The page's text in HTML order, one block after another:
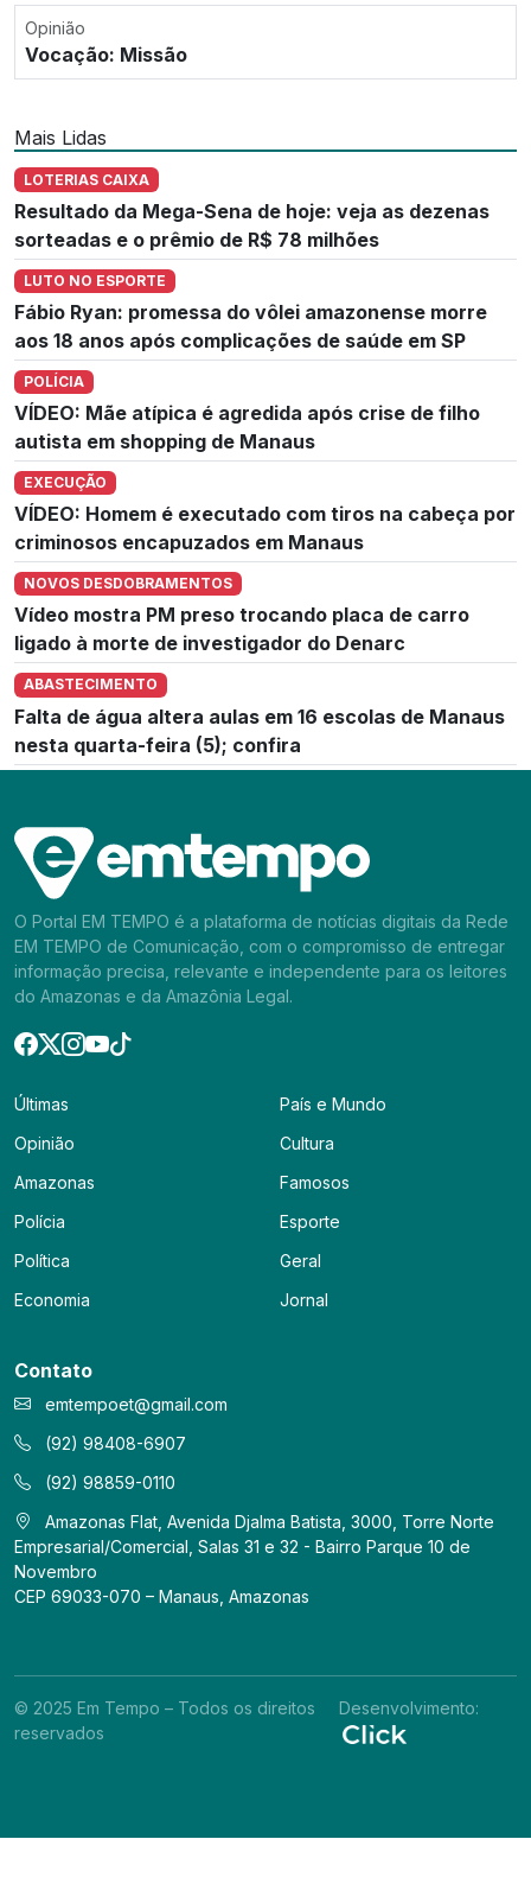
Opinião
Vocação: Missão
Mais Lidas
LOTERIAS CAIXA
Resultado da Mega-Sena de hoje: veja as dezenas
sorteadas e o prêmio de R$ 78 milhões
LUTO NO ESPORTE
Fábio Ryan: promessa do vôlei amazonense morre
aos 18 anos após complicações de saúde em SP
POLÍCIA
VÍDEO: Mãe atípica é agredida após crise de filho
autista em shopping de Manaus
EXECUÇÃO
VÍDEO: Homem é executado com tiros na cabeça por
criminosos encapuzados em Manaus
NOVOS DESDOBRAMENTOS
Vídeo mostra PM preso trocando placa de carro
ligado à morte de investigador do Denarc
ABASTECIMENTO
Falta de água altera aulas em 16 escolas de Manaus
nesta quarta-feira (5); confira
O Portal EM TEMPO é a plataforma de notícias digitais da Rede
EM TEMPO de Comunicação, com o compromisso de entregar
informação precisa, relevante e independente para os leitores
do Amazonas e da Amazônia Legal.
Últimas
Opinião
Amazonas
Polícia
Política
Economia
País e Mundo
Cultura
Famosos
Esporte
Geral
Jornal
Contato
emtempoet@gmail.com
(92) 98408-6907
(92) 98859-0110
Amazonas Flat, Avenida Djalma Batista, 3000, Torre Norte
Empresarial/Comercial, Salas 31 e 32 - Bairro Parque 10 de
Novembro
CEP 69033-070 – Manaus, Amazonas
© 2025 Em Tempo – Todos os direitos
reservados
Desenvolvimento: